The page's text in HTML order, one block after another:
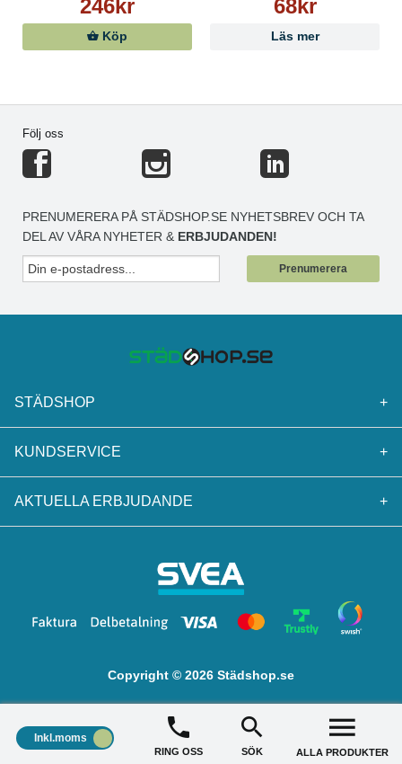
246kr
Köp
68kr
Läs mer
Följ oss
PRENUMERERA PÅ STÄDSHOP.SE NYHETSBREV OCH TA
DEL AV VÅRA NYHETER & ERBJUDANDEN!
Prenumerera
STÄDSHOP +
KUNDSERVICE +
AKTUELLA ERBJUDANDE +
Copyright © 2026 Städshop.se
Inkl.moms
RING OSS SÖK ALLA PRODUKTER